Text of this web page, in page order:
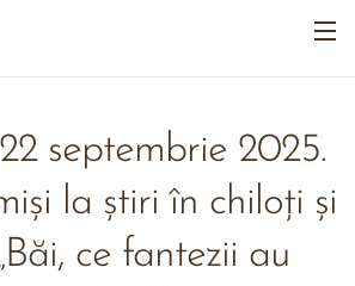
septembrie 2025.
la știri în chiloți și
ce fantezii au